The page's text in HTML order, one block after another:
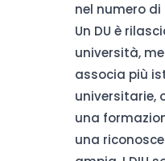
nel numero
Un DU è
università,
associa più
universitarie,
una
una